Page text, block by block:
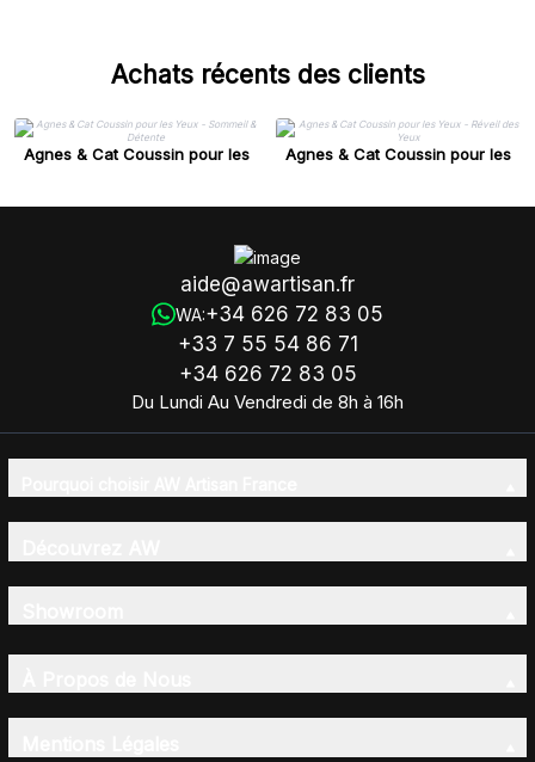
Achats récents des clients
Agnes & Cat Coussin pour les
Agnes & Cat Coussin pour les
aide@awartisan.fr
WA:+34 626 72 83 05
+33 7 55 54 86 71
+34 626 72 83 05
Du Lundi Au Vendredi de 8h à 16h